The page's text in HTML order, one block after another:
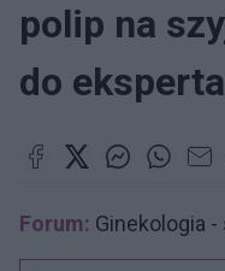
polip na
do eksperta
Forum: Ginekologia